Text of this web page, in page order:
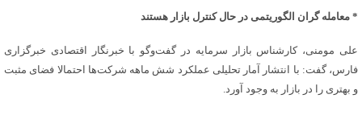
* معامله‌ گران الگوریتمی در حال کنترل بازار هستند
علی مومنی، کارشناس بازار سرمایه در گفت‌وگو با خبرنگار اقتصادی خبرگزاری
فارس، گفت: با انتشار آمار تحلیلی عملکرد شش ماهه شرکت‌ها احتمالا فضای مثبت
و بهتری را در بازار به وجود آورد.